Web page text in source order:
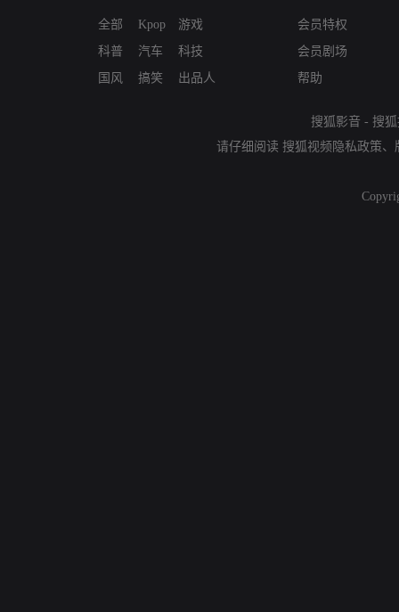
全部
科普
国风
Kpop
汽车
搞笑
游戏
科技
出品人
会员特权
会员剧场
帮助
搜狐影音 - 搜
请仔细阅读 搜狐视频隐私政策、